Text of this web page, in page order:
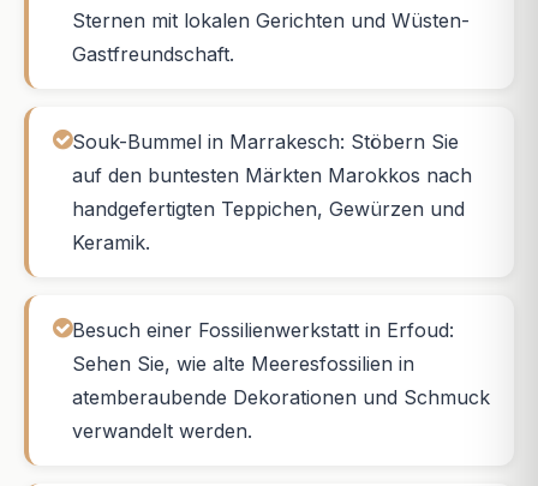
Sternen mit lokalen Gerichten und Wüsten-
Gastfreundschaft.
Souk-Bummel in Marrakesch: Stöbern Sie
auf den buntesten Märkten Marokkos nach
handgefertigten Teppichen, Gewürzen und
Keramik.
Besuch einer Fossilienwerkstatt in Erfoud:
Sehen Sie, wie alte Meeresfossilien in
atemberaubende Dekorationen und Schmuck
verwandelt werden.